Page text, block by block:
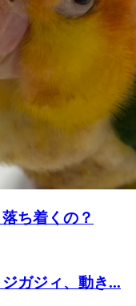
ち着くの？
ガジィ、動き...